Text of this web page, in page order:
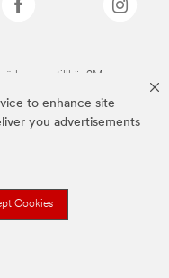
to enhance site
you advertisements
Cookies
som tillhör 3M.